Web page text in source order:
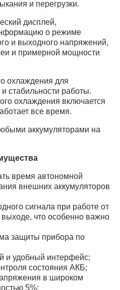
и перегрузки.
дисплей,
о режиме
и выходного напряжений,
и примерной мощности
охлаждения для
стабильности работы.
охлаждения включается
все время.
аккумуляторами на
время автономной
внешних аккумуляторов
сигнала при работе от
что особенно важно
защиты прибора по
и удобный интерфейс;
состояния АКБ;
в широком
5%;